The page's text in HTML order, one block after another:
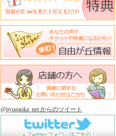
自由が丘.netを見たと伝えるだけ!
@jiyugaoka_net からのツイート